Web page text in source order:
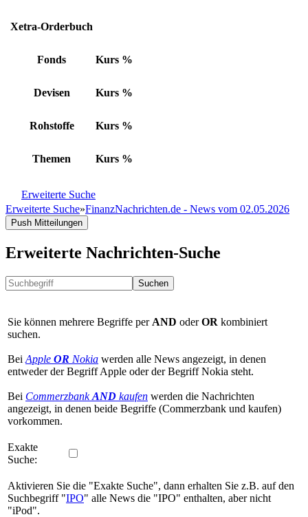
Xetra-Orderbuch
Fonds Kurs %
Devisen Kurs %
Rohstoffe Kurs %
Themen Kurs %
Erweiterte Suche
Erweiterte Suche»FinanzNachrichten.de - News vom 02.05.2026
Push Mitteilungen
Erweiterte Nachrichten-Suche
Suchen
Sie können mehrere Begriffe per AND oderOR kombiniert
suchen.
Bei Apple OR Nokia werden alle News angezeigt, in denen
entweder der Begriff Apple oder der Begriff Nokia steht.
Bei CommerzbankAND kaufen werden die Nachrichten
angezeigt, in denen beide Begriffe (Commerzbank und kaufen)
vorkommen.
Exakte
Suche:
Aktivieren Sie die "Exakte Suche", dann erhalten Sie z.B. auf den
Suchbegriff "IPO" alle News die "IPO" enthalten, aber nicht
"iPod".